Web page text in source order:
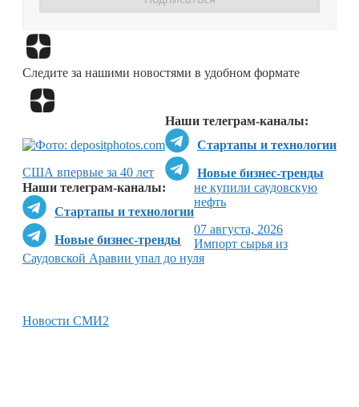
Следите за нашими новостями в удобном формате
Наши телеграм-каналы:
Стартапы и технологии
Новые бизнес-тренды
Наши телеграм-каналы:
Стартапы и технологии
Новые бизнес-тренды
США впервые за 40 лет
не купили саудовскую
нефть
07 августа, 2026
Импорт сырья из
Саудовской Аравии упал до нуля
Новости СМИ2